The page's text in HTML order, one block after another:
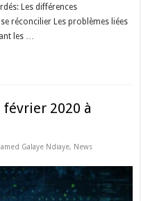
Les différences
réconcilier Les problèmes liées
les …
2020 à
Galaye Ndiaye, News